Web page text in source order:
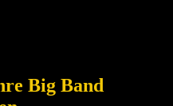
Big Band